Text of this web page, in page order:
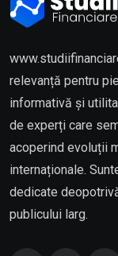
relevanță pentru
informativă și
de experți care
acoperind evoluții
internaționale.
dedicate
publicului larg.